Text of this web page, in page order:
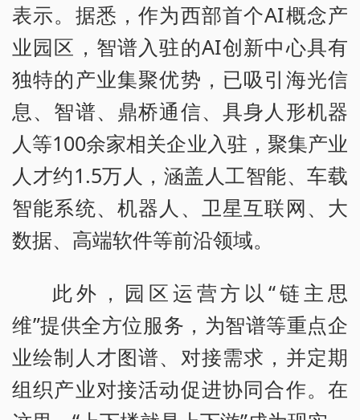
表示。据悉，作为西部首个AI概念产
业园区，智谱入驻的AI创新中心具有
独特的产业集聚优势，已吸引海光信
息、智谱、鼎桥通信、具身人形机器
人等100余家相关企业入驻，聚集产业
人才约1.5万人，涵盖人工智能、车载
智能系统、机器人、卫星互联网、大
数据、高端软件等前沿领域。
此外，园区运营方以“链主思
维”提供全方位服务，为智谱等重点企
业绘制人才图谱、对接需求，并定期
组织产业对接活动促进协同合作。在